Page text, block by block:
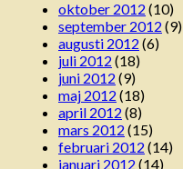
oktober 2012 (10)
september 2012 (9)
augusti 2012 (6)
juli 2012 (18)
juni 2012 (9)
maj 2012 (18)
april 2012 (8)
mars 2012 (15)
februari 2012 (14)
januari 2012 (14)